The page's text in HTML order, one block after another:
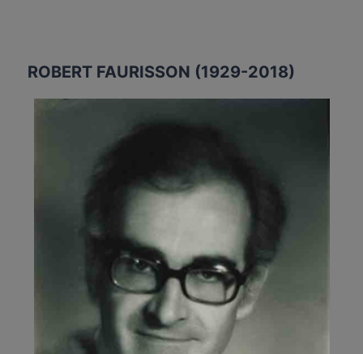
ROBERT FAURISSON (1929-2018)